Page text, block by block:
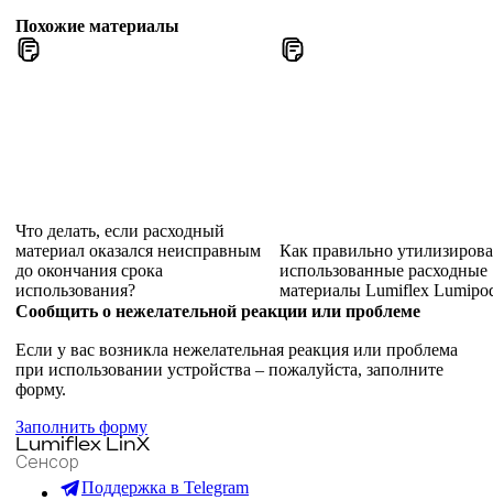
Похожие материалы
Что делать, если расходный
материал оказался неисправным
до окончания срока
использования?
Как правильно
использованные расходные
материалы Lumiflex
Сообщить о нежелательной реакции или проблеме
Если у вас возникла нежелательная реакция или проблема
при использовании устройства – пожалуйста, заполните
форму.
Заполнить форму
Lumiflex LinX
Сенсор
Поддержка в Telegram